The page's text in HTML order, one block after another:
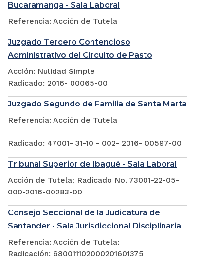
Bucaramanga - Sala Laboral
Referencia: Acción de Tutela
Juzgado Tercero Contencioso
Administrativo del Circuito de Pasto
Acción: Nulidad Simple
Radicado: 2016- 00065-00
Juzgado Segundo de Familia de Santa Marta
Referencia: Acción de Tutela
Radicado: 47001- 31-10 - 002- 2016- 00597-00
Tribunal Superior de Ibagué - Sala Laboral
Acción de Tutela; Radicado No. 73001-22-05-
000-2016-00283-00
Consejo Seccional de la Judicatura de
Santander - Sala Jurisdiccional Disciplinaria
Referencia: Acción de Tutela;
Radicación: 680011102000201601375